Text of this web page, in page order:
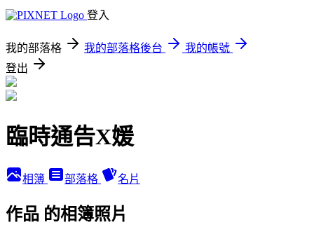
登入
我的部落格 我的部落格後台
我的帳號
登出
臨時通告X媛
相簿 部落格 名片
作品 的相簿照片